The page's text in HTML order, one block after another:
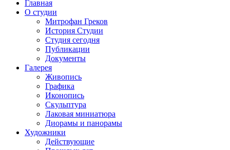
Главная
О студии
Митрофан Греков
История Студии
Студия сегодня
Публикации
Документы
Галерея
Живопись
Графика
Иконопись
Скульптура
Лаковая миниатюра
Диорамы и панорамы
Художники
Действующие